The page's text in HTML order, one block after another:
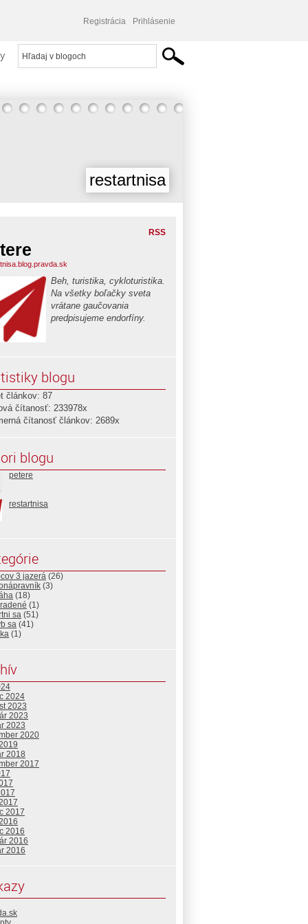
Registrácia Prihlásenie
restartnisa
RSS
Beh, turistika, cykloturistika.
Na všetky boľačky sveta
vrátane gaučovania
predpisujeme endorfíny.
blogu
článkov: 87
čítanosť: 233978x
čítanosť článkov: 2689x
blogu
petere
restartnisa
3 jazerá (26)
(3)
(18)
(1)
sa (51)
sa (41)
(1)
2024
2023
2023
2023
2020
2018
2017
2017
2016
2016
2016